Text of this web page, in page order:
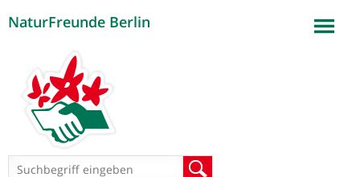
NaturFreunde Berlin
Suchformular